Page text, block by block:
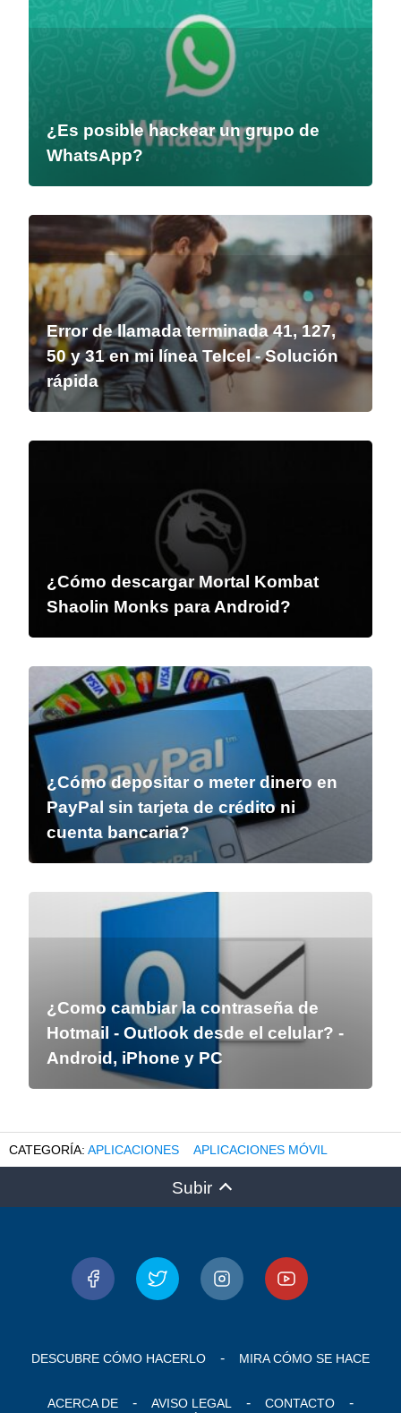
¿Es posible hackear un grupo de
WhatsApp?
Error de llamada terminada 41, 127,
50 y 31 en mi línea Telcel - Solución
rápida
¿Cómo descargar Mortal Kombat
Shaolin Monks para Android?
¿Cómo depositar o meter dinero en
PayPal sin tarjeta de crédito ni
cuenta bancaria?
¿Como cambiar la contraseña de
Hotmail - Outlook desde el celular? -
Android, iPhone y PC
APLICACIONES APLICACIONES MÓVIL
Subir
DESCUBRE CÓMO HACERLO MIRA CÓMO SE HACE
ACERCA DE AVISO LEGAL
CONTACTO